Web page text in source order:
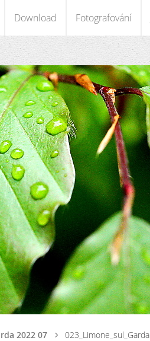
Download Fotografování
2022 07 023_Limone_sul_Garda